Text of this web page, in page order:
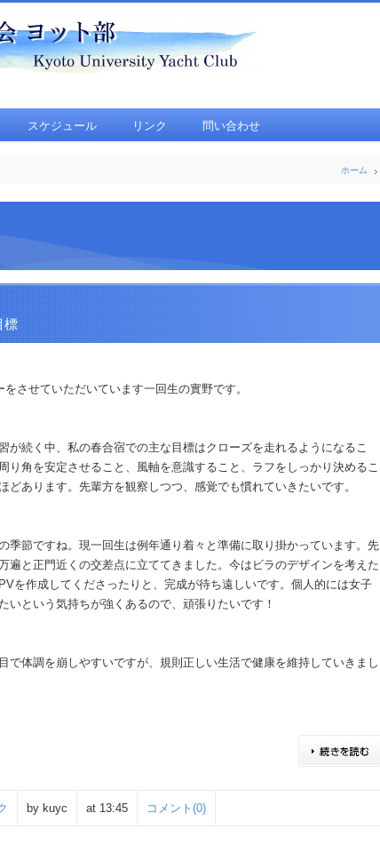
スケジュール リンク 問い合わせ
ホーム
標
をさせていただいています一回生の實野です。
が続く中、私の春合宿での主な目標はクローズを走れるようになるこ
り角を安定させること、風軸を意識すること、ラフをしっかり決めるこ
どあります。先輩方を観察しつつ、感覚でも慣れていきたいです。
季節ですね。現一回生は例年通り着々と準備に取り掛かっています。先
遍と正門近くの交差点に立ててきました。今はビラのデザインを考えた
を作成してくださったりと、完成が待ち遠しいです。個人的には女子
いという気持ちが強くあるので、頑張りたいです！
で体調を崩しやすいですが、規則正しい生活で健康を維持していきまし
by kuyc at 13:45 コメント(0)